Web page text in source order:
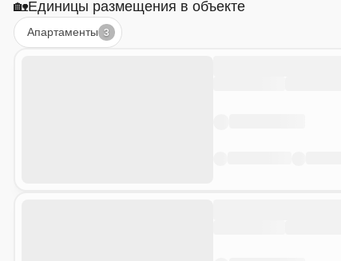
🏡Единицы размещения в объекте
Апартаменты 3